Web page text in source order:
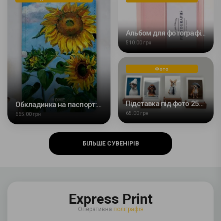
Обкладинка на паспорт: Соняшники
665.00 грн
Альбом для фотографій Fuji Instax Mini Photographs 64 кадри
510.00 грн
Фото
Підставка під фото 25х60х14мм
65.00 грн
БІЛЬШЕ СУВЕНІРІВ
Express Print
Оперативна поліграфія